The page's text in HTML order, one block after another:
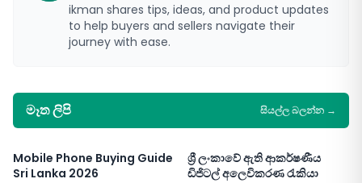
ikman shares tips, ideas, and product updates
to help buyers and sellers navigate their
journey with ease.
මෑත ලිපි සියල්ල බලන්න →
Mobile Phone Buying Guide
Sri Lanka 2026
ශ්‍රී ලංකාවේ ඇති ආකර්ෂණීය
ඩිජිටල් අලෙවිකරණ රැකියා